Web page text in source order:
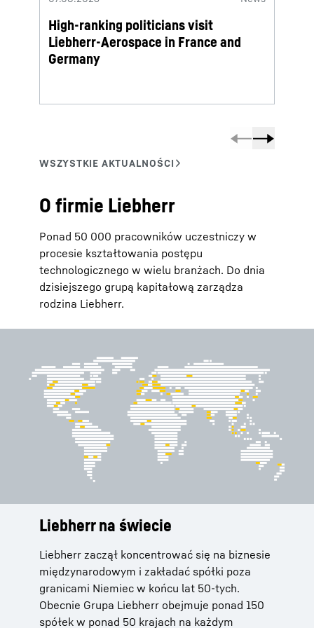
High-ranking politicians visit
Liebherr-Aerospace in France and
Germany
O firmie Liebherr
Ponad 50 000 pracowników uczestniczy w
procesie kształtowania postępu
technologicznego w wielu branżach. Do dnia
dzisiejszego grupą kapitałową zarządza
rodzina Liebherr.
Liebherr na świecie
Liebherr zaczął koncentrować się na biznesie
międzynarodowym i zakładać spółki poza
granicami Niemiec w końcu lat 50-tych.
Obecnie Grupa Liebherr obejmuje ponad 150
spółek w ponad 50 krajach na każdym
Usługi
Oprócz wysokiej jakości produktów Liebherr
oferuje swoim klientom indywidualne
rozwiązania dostosowane do ich konkretnych
potrzeb. Zamówienia części zamiennych,
licencje produkcyjne czy też systemy
Historia
W 1949 roku Hans Liebherr buduje pierwszy
żuraw wieżowy i kładzie podwaliny pod
sukces Grupy Liebherr.